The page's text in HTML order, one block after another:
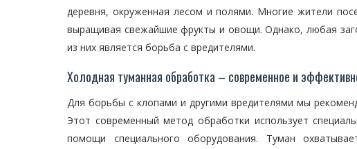
деревня, окруженная лесом и полями. Многие жители
выращивая свежайшие фрукты и овощи. Однако, любая
из них является борьба с вредителями.
Холодная туманная обработка – современное и
Для борьбы с клопами и другими вредителями мы
Этот современный метод обработки использует
помощи специального оборудования. Туман